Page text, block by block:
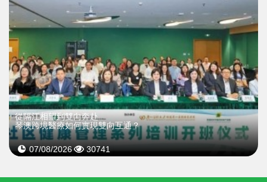
從隔江相望到雙向奔赴
琴澳跨境醫療如何實現雙向互通？
07/08/2026 30741